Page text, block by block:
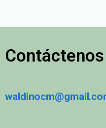
Contáctenos